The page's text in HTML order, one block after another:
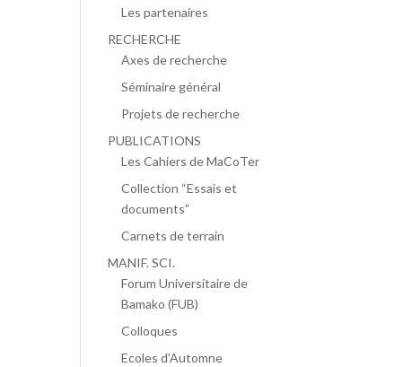
Les partenaires
RECHERCHE
Axes de recherche
Séminaire général
Projets de recherche
PUBLICATIONS
Les Cahiers de MaCoTer
Collection “Essais et
documents”
Carnets de terrain
MANIF. SCI.
Forum Universitaire de
Bamako (FUB)
Colloques
Ecoles d’Automne